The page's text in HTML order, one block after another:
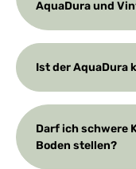
AquaDura und
Ist der AquaDura
Darf ich schwere
Boden stellen?